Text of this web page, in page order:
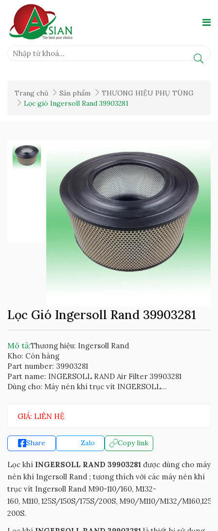
Trang chủ Sản phẩm
THƯƠNG HIỆU PHỤ TÙNG
Lọc gió Ingersoll Rand 39903281
Lọc Gió Ingersoll Rand 39903281
Mô tả:Thương hiệu: Ingersoll Rand
Kho: Còn hàng
Part number: 39903281
Part name: INGERSOLL RAND Air Filter 39903281
Dùng cho: Máy nén khí trục vít INGERSOLL...
GIÁ: LIÊN HỆ
Share Zalo Copy link
Lọc khí INGERSOLL RAND 39903281 được dùng cho máy
nén khí Ingersoll Rand ; tương thích với các máy nén khí
trục vít Ingersoll Rand M90-110/160, M132-
160, M110, 125S/150S/175S/200S, M90/M110/M132/M160,125-
200S.